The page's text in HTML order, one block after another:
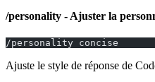
/personality - Ajuster la
/personality concise
Ajuste le style de réponse de